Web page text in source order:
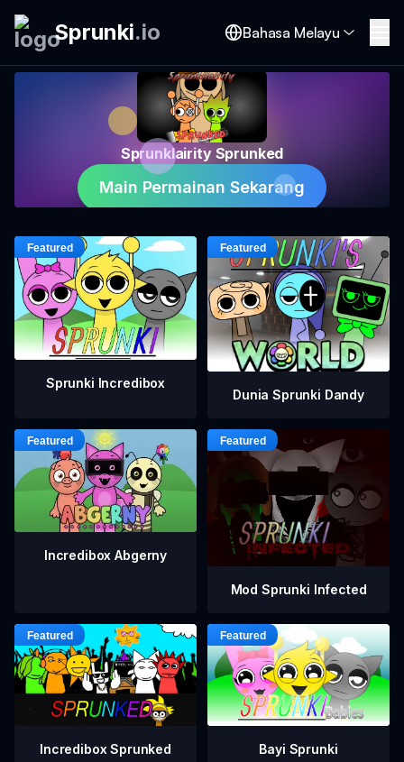
Sprunki.io Bahasa Melayu
Sprunklairity Sprunked
Main Permainan Sekarang
Sprunki Incredibox
Dunia Sprunki Dandy
Incredibox Abgerny
Mod Sprunki Infected
Incredibox Sprunked Bayi Sprunki